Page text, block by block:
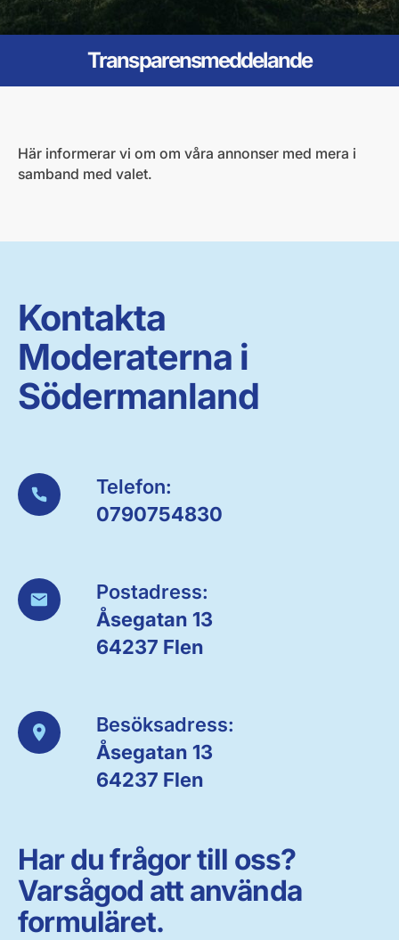
Transparensmeddelande
Här informerar vi om om våra annonser med mera i
samband med valet.
Kontakta
Moderaterna i
Södermanland
Telefon:
0790754830
Postadress:
Åsegatan 13
64237 Flen
Besöksadress:
Åsegatan 13
64237 Flen
Har du frågor till oss?
Varsågod att använda
formuläret.